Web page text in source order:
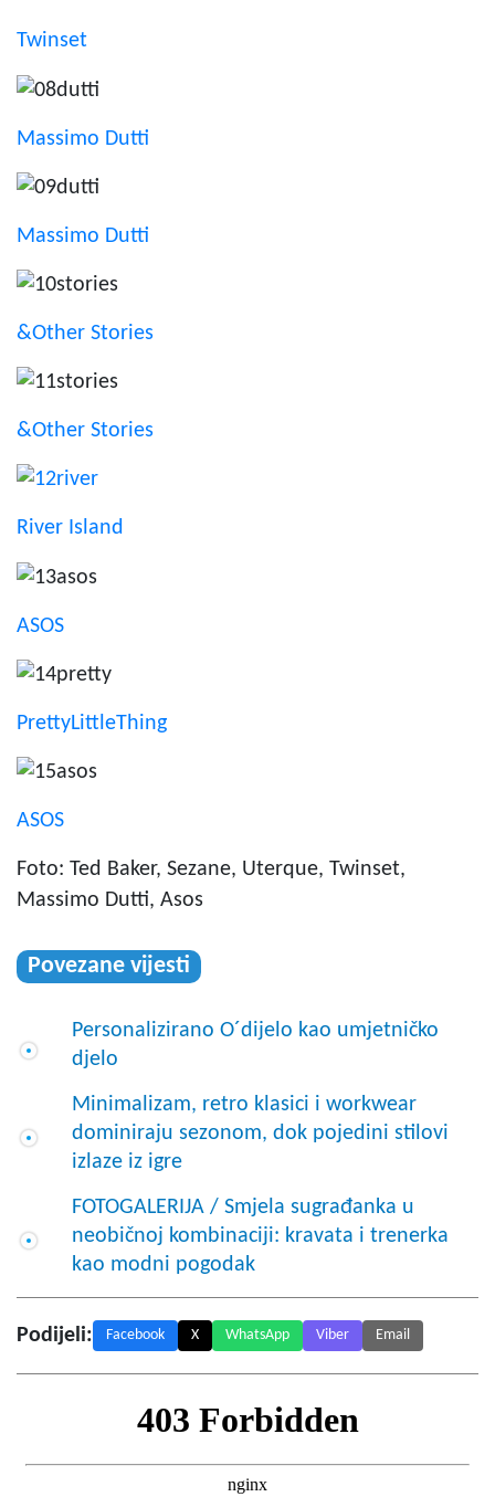
Twinset
Massimo Dutti
Massimo Dutti
&Other Stories
&Other Stories
River Island
ASOS
PrettyLittleThing
ASOS
Foto: Ted Baker, Sezane, Uterque, Twinset,
Massimo Dutti, Asos
Povezane vijesti
Personalizirano O´dijelo kao umjetničko
djelo
Minimalizam, retro klasici i workwear
dominiraju sezonom, dok pojedini stilovi
izlaze iz igre
FOTOGALERIJA / Smjela sugrađanka u
neobičnoj kombinaciji: kravata i trenerka
kao modni pogodak
Podijeli: Facebook X WhatsApp Viber Email